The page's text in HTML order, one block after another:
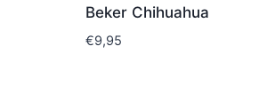
Beker Chihuahua
€9,95